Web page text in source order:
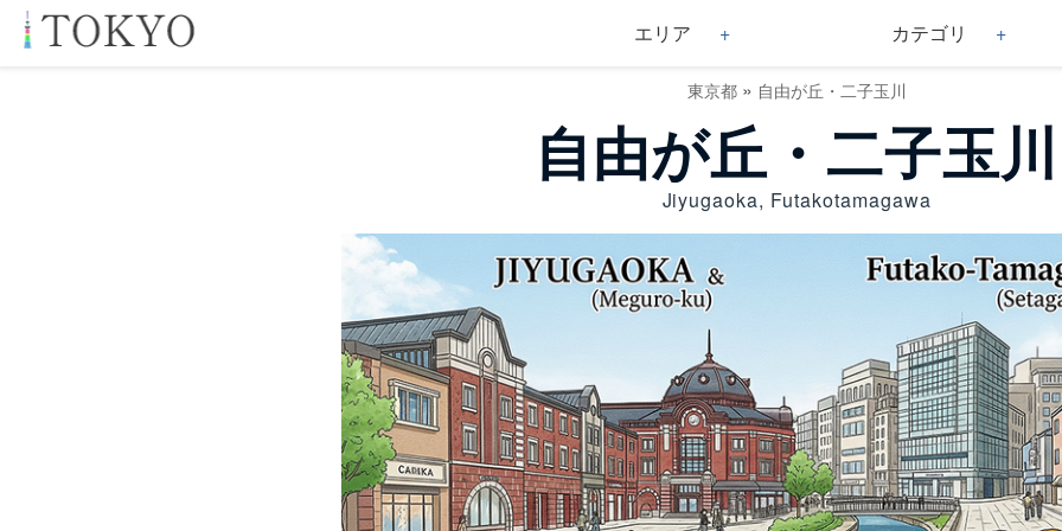
エリア カテゴリ
東京都» 自由が丘・二子玉川
自由が丘・二子玉川
Jiyugaoka, Futakotamagawa